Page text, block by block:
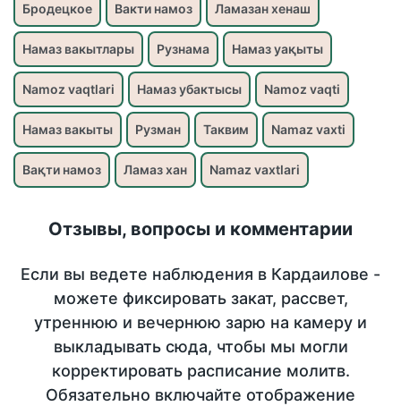
Бродецкое Вакти намоз Ламазан хенаш
Намаз вакытлары Рузнама Намаз уақыты
Namoz vaqtlari Намаз убактысы Namoz vaqti
Намаз вакыты Рузман Таквим Namaz vaxti
Вақти намоз Ламаз хан Namaz vaxtlari
Отзывы, вопросы и комментарии
Если вы ведете наблюдения в Кардаилове -
можете фиксировать закат, рассвет,
утреннюю и вечернюю зарю на камеру и
выкладывать сюда, чтобы мы могли
корректировать расписание молитв.
Обязательно включайте отображение